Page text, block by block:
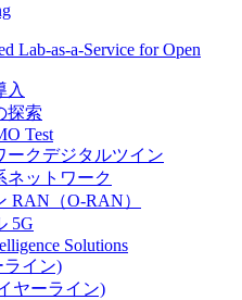
Lab-as-a-Service for Open
入
探索
Test
ークデジタルツイン
ネットワーク
RAN（O-RAN）
5G
Solutions
ライン)
ヤーライン)